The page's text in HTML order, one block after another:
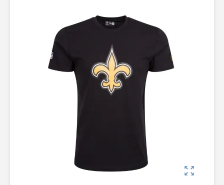
zoom_out_map